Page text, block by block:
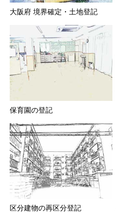
大阪府 境界確定・土地登記
保育園の登記
区分建物の再区分登記